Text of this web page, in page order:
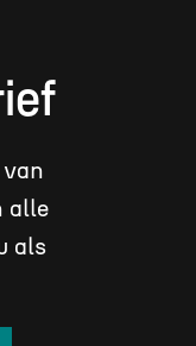
alle
als